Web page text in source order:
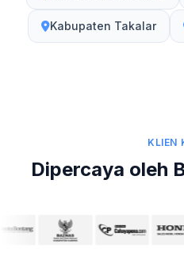
Kabupaten Takalar
KLIEN
Dipercaya oleh